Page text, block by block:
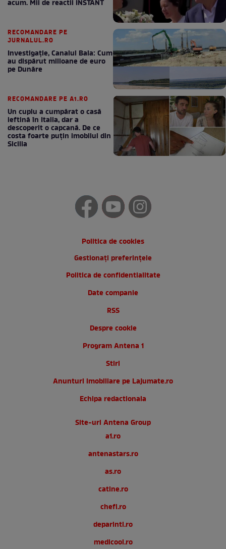
acum. Mii de reactii INSTANT
RECOMANDARE PE
JURNALUL.RO
Investigație, Canalul Bala: Cum
au dispărut milioane de euro
pe Dunăre
RECOMANDARE PE A1.RO
Un cuplu a cumpărat o casă
ieftină în Italia, dar a
descoperit o capcană. De ce
costa foarte puțin imobilul din
Sicilia
Politica de cookies
Gestionați preferințele
Politica de confidentialitate
Date companie
RSS
Despre cookie
Program Antena 1
Stiri
Anunturi imobiliare pe Lajumate.ro
Echipa redactionala
Site-uri Antena Group
a1.ro
antenastars.ro
as.ro
catine.ro
chefi.ro
deparinti.ro
medicool.ro